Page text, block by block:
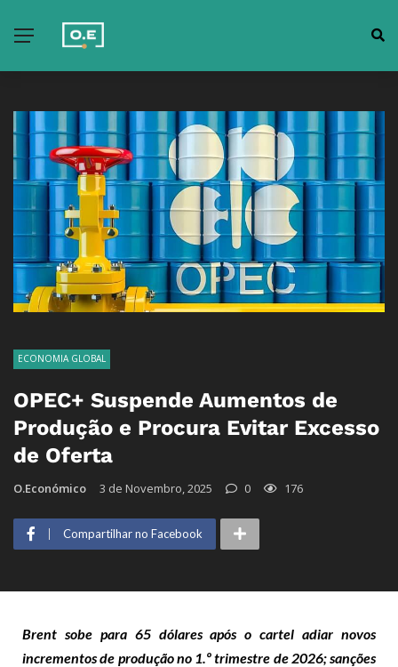
ECONOMIA GLOBAL
OPEC+ Suspende Aumentos de
Produção e Procura Evitar Excesso
de Oferta
O.Económico 3 de Novembro, 2025 0 176
Compartilhar no Facebook
Brent sobe para 65 dólares após o cartel adiar novos
incrementos de produção no 1.º trimestre de 2026; sanções